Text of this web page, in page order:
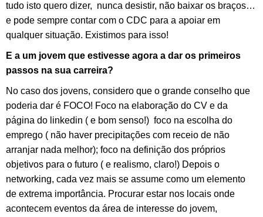
tudo isto quero dizer, nunca desistir, não baixar os braços…
e pode sempre contar com o CDC para a apoiar em
qualquer situação. Existimos para isso!
E a um jovem que estivesse agora a dar os primeiros
passos na sua carreira?
No caso dos jovens, considero que o grande conselho que
poderia dar é FOCO! Foco na elaboração do CV e da
página do linkedin ( e bom senso!) foco na escolha do
emprego ( não haver precipitações com receio de não
arranjar nada melhor); foco na definição dos próprios
objetivos para o futuro ( e realismo, claro!) Depois o
networking, cada vez mais se assume como um elemento
de extrema importância. Procurar estar nos locais onde
acontecem eventos da área de interesse do jovem,